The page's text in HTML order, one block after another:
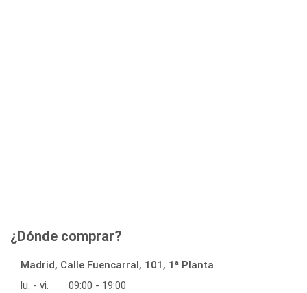
¿Dónde comprar?
Madrid, Calle Fuencarral, 101, 1ª Planta
lu. - vi.
09:00 - 19:00